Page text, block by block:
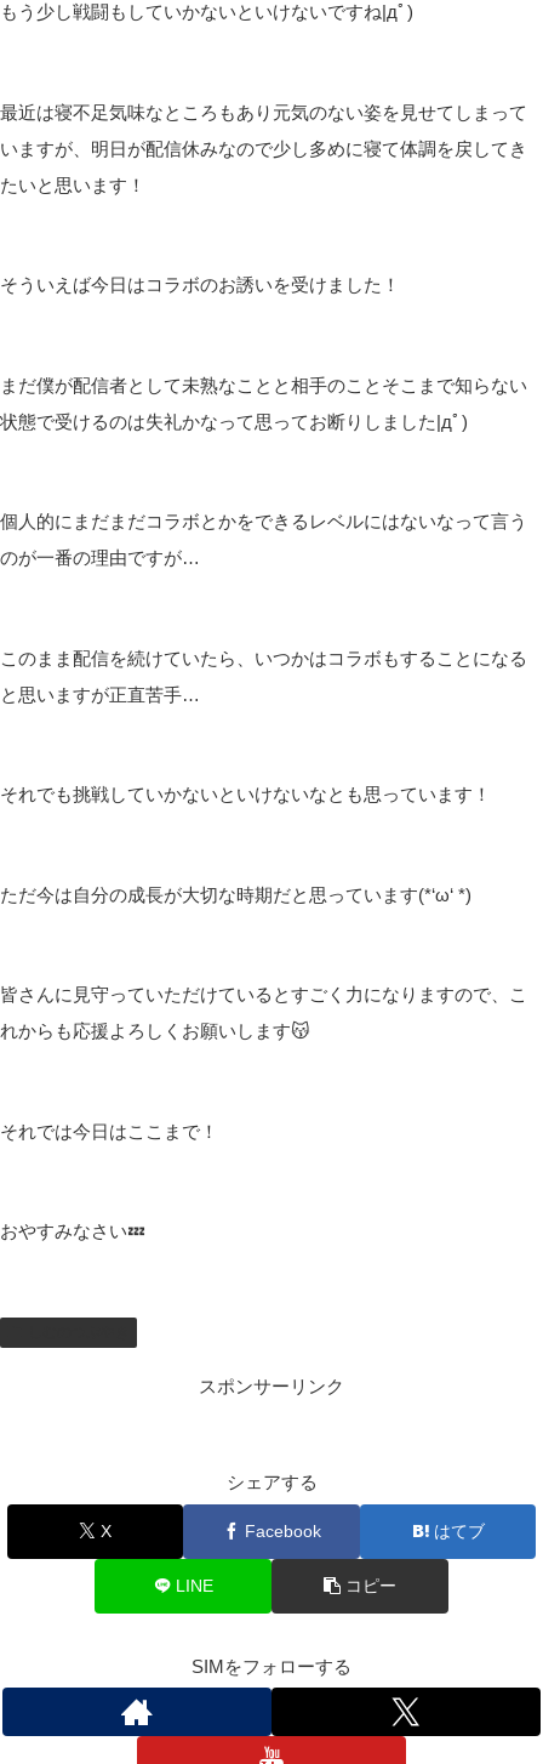
もう少し戦闘もしていかないといけないですね|дﾟ)
最近は寝不足気味なところもあり元気のない姿を見せてしまって
いますが、明日が配信休みなので少し多めに寝て体調を戻してき
たいと思います！
そういえば今日はコラボのお誘いを受けました！
まだ僕が配信者として未熟なことと相手のことそこまで知らない
状態で受けるのは失礼かなって思ってお断りしました|дﾟ)
個人的にまだまだコラボとかをできるレベルにはないなって言う
のが一番の理由ですが…
このまま配信を続けていたら、いつかはコラボもすることになる
と思いますが正直苦手…
それでも挑戦していかないといけないなとも思っています！
ただ今は自分の成長が大切な時期だと思っています(*‘ω‘ *)
皆さんに見守っていただけているとすごく力になりますので、こ
れからも応援よろしくお願いします😽
それでは今日はここまで！
おやすみなさい💤
スポンサーリンク
シェアする
X Facebook はてブ
LINE コピー
SIMをフォローする